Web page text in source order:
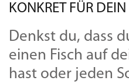
KONKRET FÜR DEIN
Denkst du, dass
einen Fisch auf
hast oder jeden